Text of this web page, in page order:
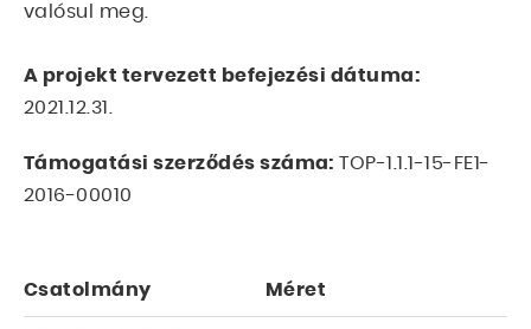
valósul meg.
A projekt tervezett befejezési dátuma:
2021.12.31.
Támogatási szerződés száma: TOP-1.1.1-15-FE1-
2016-00010
Csatolmány Méret